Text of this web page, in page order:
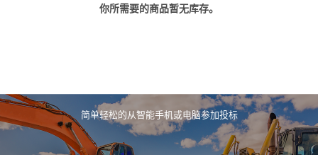
你所需要的商品暂无库存。
简单轻松的从智能手机或电脑参加投标